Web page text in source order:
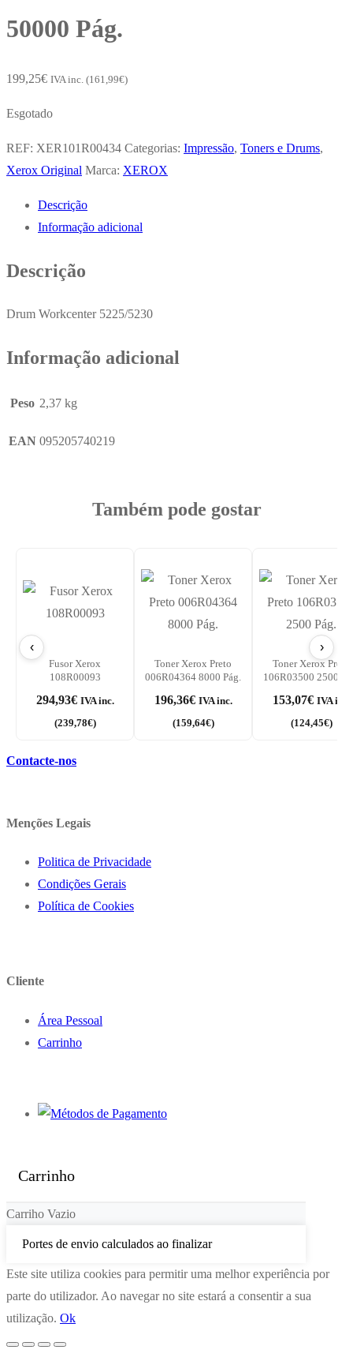
50000 Pág.
199,25€ IVA inc. (161,99€)
Esgotado
REF: XER101R00434 Categorias: Impressão, Toners e Drums,
Xerox Original Marca: XEROX
Descrição
Informação adicional
Descrição
Drum Workcenter 5225/5230
Informação adicional
Peso 2,37 kg
EAN 095205740219
Também pode gostar
Fusor Xerox
108R00093
294,93€ IVA inc.
(239,78€)
Toner Xerox Preto
006R04364 8000 Pág.
196,36€ IVA inc.
(159,64€)
Toner Xerox Preto
106R03500 2500
153,07€ IVA inc.
(124,45€)
‹ ›
Contacte-nos
Menções Legais
Politica de Privacidade
Condições Gerais
Política de Cookies
Cliente
Área Pessoal
Carrinho
Carrinho
Carriho Vazio
Portes de envio calculados ao finalizar
Este site utiliza cookies para permitir uma melhor experiência por
parte do utilizador. Ao navegar no site estará a consentir a sua
utilização. Ok